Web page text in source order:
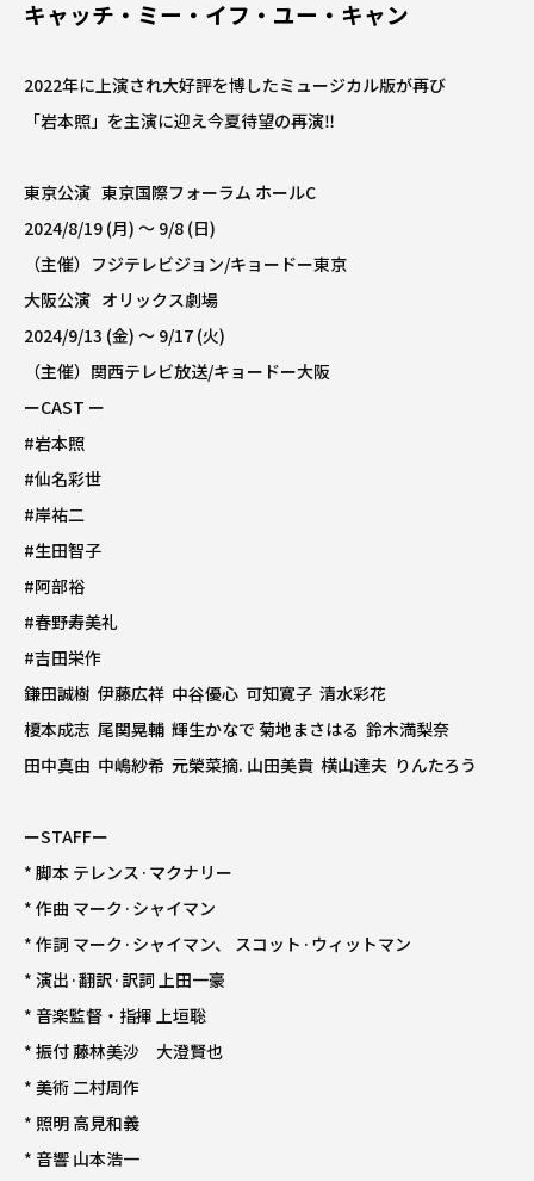
キャッチ・ミー・イフ・ユー・キャン
2022年に上演され大好評を博したミュージカル版が再び
「岩本照」を主演に迎え今夏待望の再演‼️
東京公演 東京国際フォーラム ホールC
2024/8/19 (月) 〜 9/8 (日)
（主催）フジテレビジョン/キョードー東京
大阪公演 オリックス劇場
2024/9/13 (金) 〜 9/17 (火)
（主催）関西テレビ放送/キョードー大阪
ーCAST ー
#岩本照
#仙名彩世
#岸祐二
#生田智子
#阿部裕
#春野寿美礼
#吉田栄作
鎌田誠樹 伊藤広祥 中谷優心 可知寛子 清水彩花
榎本成志 尾関晃輔 輝生かなで 菊地まさはる 鈴木満梨奈
田中真由 中嶋紗希 元榮菜摘. 山田美貴 横山達夫 りんたろう
ーSTAFFー
* 脚本 テレンス·マクナリー
* 作曲 マーク·シャイマン
* 作詞 マーク·シャイマン、 スコット·ウィットマン
* 演出·翻訳·訳詞 上田一豪
* 音楽監督・指揮 上垣聡
* 振付 藤林美沙 大澄賢也
* 美術 二村周作
* 照明 高見和義
* 音響 山本浩一